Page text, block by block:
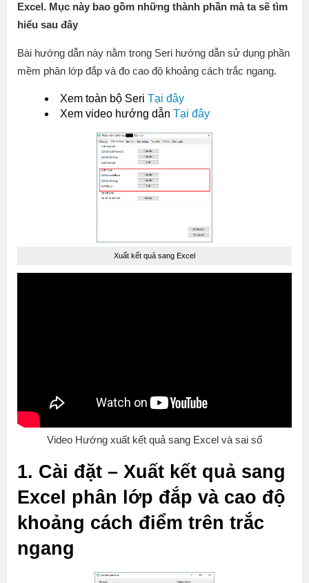
Excel. Mục này bao gồm những thành phần mà ta sẽ tìm
hiểu sau đây
Bài hướng dẫn này nằm trong Seri hướng dẫn sử dụng phần
mềm phân lớp đắp và đo cao độ khoảng cách trắc ngang.
Xem toàn bộ Seri Tại đây
Xem video hướng dẫn Tại đây
Xuất kết quả sang Excel
Video Hướng xuất kết quả sang Excel và sai số
1. Cài đặt – Xuất kết quả sang
Excel phân lớp đắp và cao độ
khoảng cách điểm trên trắc
ngang